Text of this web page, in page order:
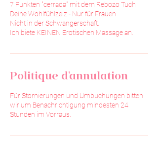
7 Punkten "cerrada" mit dem Rebozo Tuch
Deine Wohlfühlzeiz - Nur für Frauen
Nicht in der Schwangerschaft.
Ich biete KEINEN Erotischen Massage an.
Politique d'annulation
Für Stornierungen und Umbuchungen bitten
wir um Benachrichtigung mindesten 24
Stunden im Vorraus.